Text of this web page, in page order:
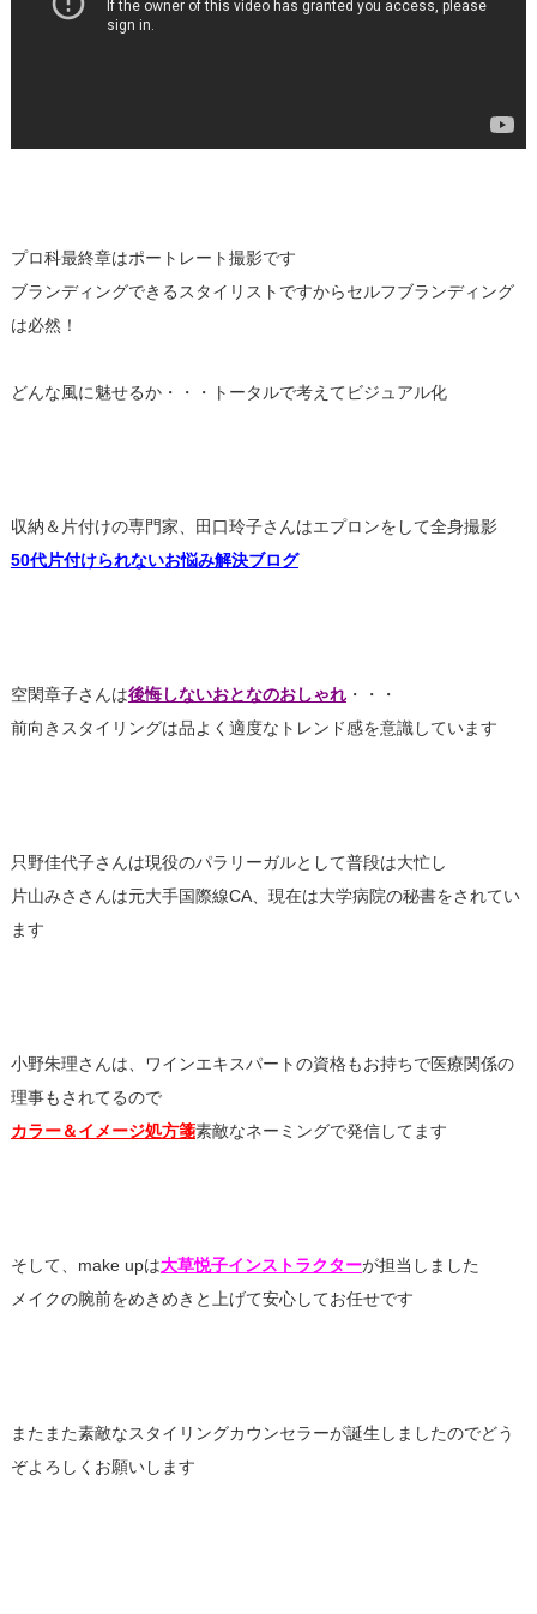
プロ科最終章はポートレート撮影です
ブランディングできるスタイリストですからセルフブランディング
は必然！
どんな風に魅せるか・・・トータルで考えてビジュアル化
収納＆片付けの専門家、田口玲子さんはエプロンをして全身撮影
50代片付けられないお悩み解決ブログ
空閑章子さんは後悔しないおとなのおしゃれ・・・
前向きスタイリングは品よく適度なトレンド感を意識しています
只野佳代子さんは現役のパラリーガルとして普段は大忙し
片山みささんは元大手国際線CA、現在は大学病院の秘書をされてい
ます
小野朱理さんは、ワインエキスパートの資格もお持ちで医療関係の
理事もされてるので
カラー＆イメージ処方箋素敵なネーミングで発信してます
そして、make upは大草悦子インストラクターが担当しました
メイクの腕前をめきめきと上げて安心してお任せです
またまた素敵なスタイリングカウンセラーが誕生しましたのでどう
ぞよろしくお願いします